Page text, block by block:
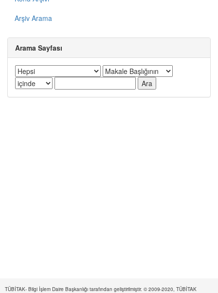
Arşiv Arama
Arama Sayfası
TÜBİTAK- Bilgi İşlem Daire Başkanlığı tarafından geliştirilmiştir. © 2009-2020, TÜBİTAK